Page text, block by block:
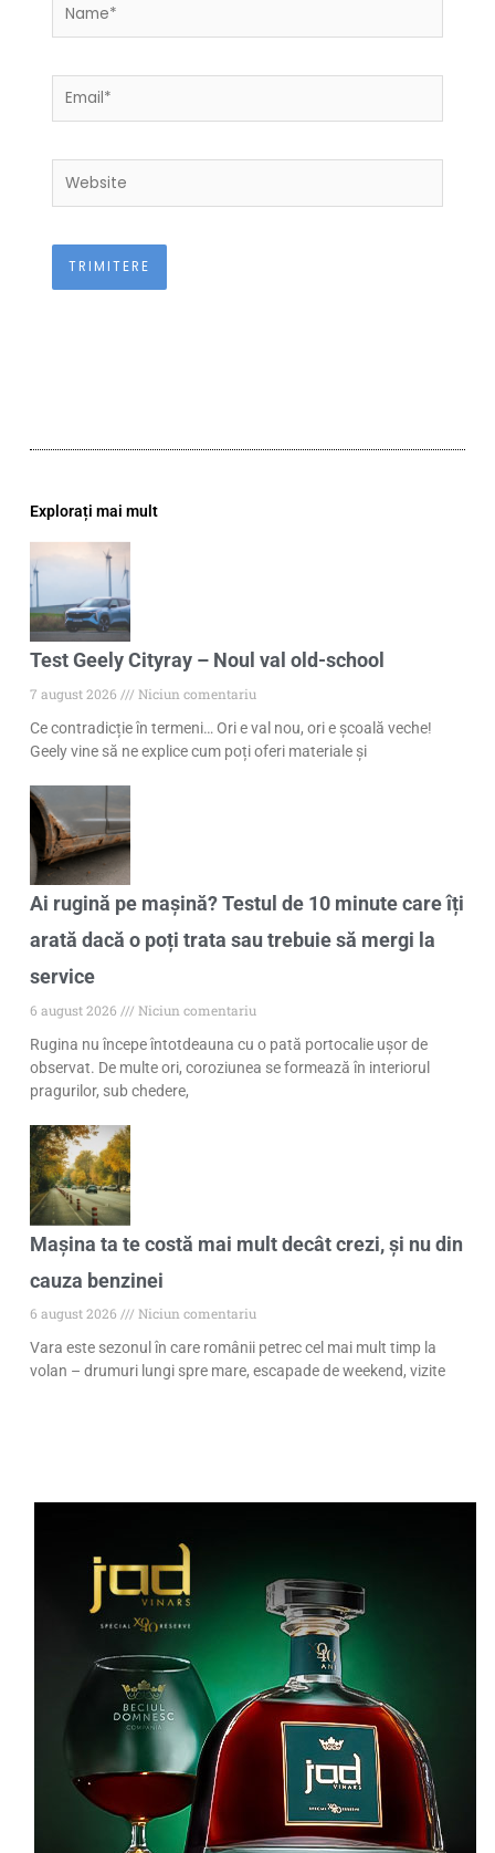
Email*
Website
Explorați mai mult
Test Geely Cityray – Noul val old-school
7 august 2026
Niciun comentariu
Ce contradicție în termeni… Ori e val nou, ori e școală veche!
Geely vine să ne explice cum poți oferi materiale și
Ai rugină pe mașină? Testul de 10 minute care îți
arată dacă o poți trata sau trebuie să mergi la
service
6 august 2026
Niciun comentariu
Rugina nu începe întotdeauna cu o pată portocalie ușor de
observat. De multe ori, coroziunea se formează în interiorul
pragurilor, sub chedere,
Mașina ta te costă mai mult decât crezi, și nu din
cauza benzinei
6 august 2026
Niciun comentariu
Vara este sezonul în care românii petrec cel mai mult timp la
volan – drumuri lungi spre mare, escapade de weekend, vizite